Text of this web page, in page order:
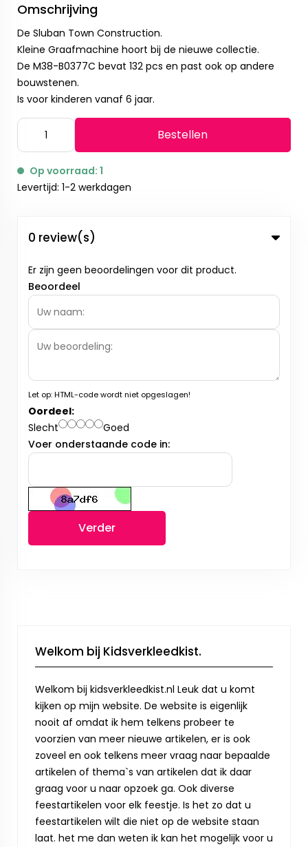
Omschrijving
De Sluban Town Construction.
Kleine Graafmachine hoort bij de nieuwe collectie.
De M38-B0377C bevat 132 pcs en past ook op andere
bouwstenen.
Is voor kinderen vanaf 6 jaar.
Bestellen
Op voorraad: 1
Levertijd: 1-2 werkdagen
0 review(s)
Er zijn geen beoordelingen voor dit product.
Beoordeel
Let op:HTML-code wordt niet opgeslagen!
Oordeel:
Slecht
Goed
Voer onderstaande code in:
Verder
Welkom bij Kidsverkleedkist.
Welkom bij kidsverkleedkist.nl Leuk dat u komt
kijken op mijn website. De website is eigenlijk
nooit af omdat ik hem telkens probeer te
voorzien van meer nieuwe artikelen, er is ook
zoveel en ook telkens meer vraag naar bepaalde
artikelen of thema`s van artikelen dat ik daar
graag voor u naar opzoek ga. Ook diverse
feestartikelen voor elk feestje. Is het zo dat u
feestartikelen wilt die niet op de website staan
laat. het me dan weten ik kan het mogelijk voor u